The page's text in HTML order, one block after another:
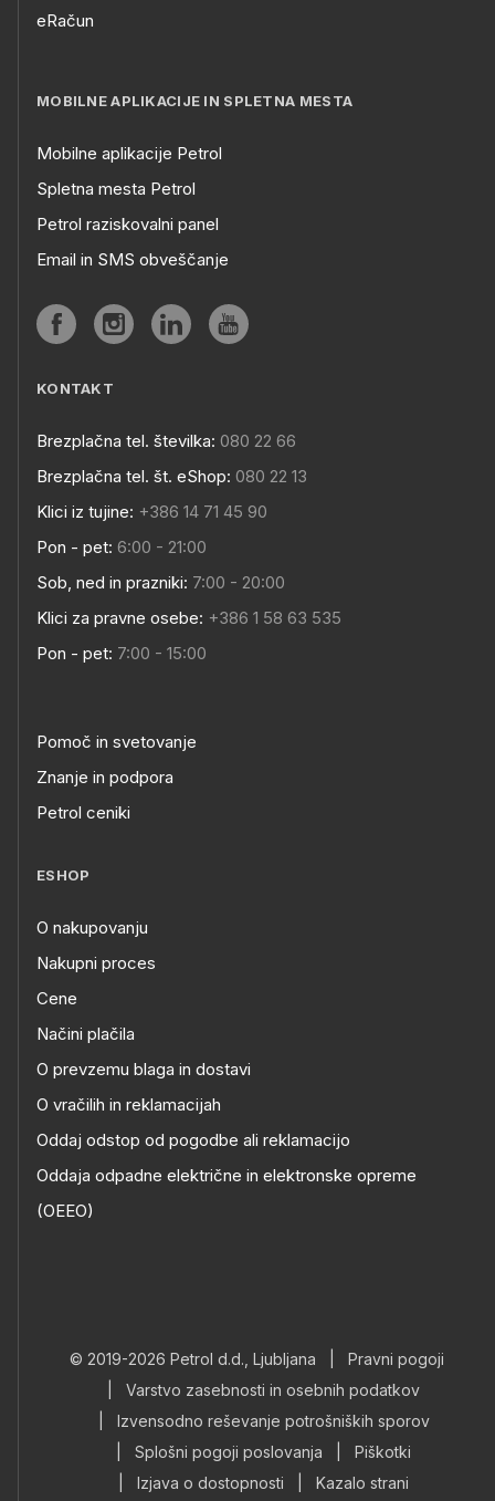
eRačun
MOBILNE APLIKACIJE IN SPLETNA MESTA
Mobilne aplikacije Petrol
Spletna mesta Petrol
Petrol raziskovalni panel
Email in SMS obveščanje
KONTAKT
Brezplačna tel. številka: 080 22 66
Brezplačna tel. št. eShop: 080 22 13
Klici iz tujine: +386 14 71 45 90
Pon - pet: 6:00 - 21:00
Sob, ned in prazniki: 7:00 - 20:00
Klici za pravne osebe: +386 1 58 63 535
Pon - pet: 7:00 - 15:00
Pomoč in svetovanje
Znanje in podpora
Petrol ceniki
ESHOP
O nakupovanju
Nakupni proces
Cene
Načini plačila
O prevzemu blaga in dostavi
O vračilih in reklamacijah
Oddaj odstop od pogodbe ali reklamacijo
Oddaja odpadne električne in elektronske opreme
(OEEO)
© 2019-2026 Petrol d.d., Ljubljana
Pravni pogoji
Varstvo zasebnosti in osebnih podatkov
Izvensodno reševanje potrošniških sporov
Splošni pogoji poslovanja
Piškotki
Izjava o dostopnosti Kazalo strani